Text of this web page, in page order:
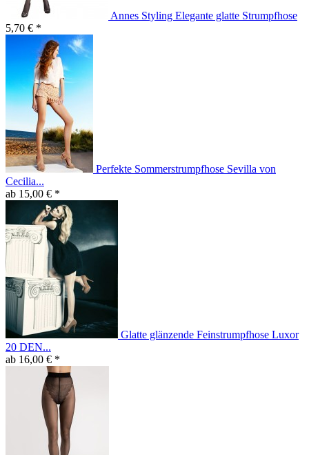
Annes Styling Elegante glatte Strumpfhose
5,70 € *
Perfekte Sommerstrumpfhose Sevilla von
Cecilia...
ab 15,00 € *
Glatte glänzende Feinstrumpfhose Luxor
20 DEN...
ab 16,00 € *